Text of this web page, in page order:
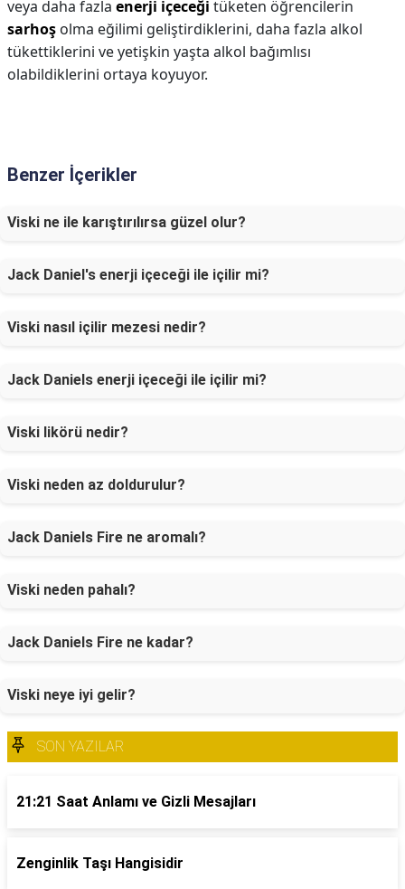
veya daha fazla enerji içeceği tüketen öğrencilerin
sarhoş olma eğilimi geliştirdiklerini, daha fazla alkol
tükettiklerini ve yetişkin yaşta alkol bağımlısı
olabildiklerini ortaya koyuyor.
Benzer İçerikler
Viski ne ile karıştırılırsa güzel olur?
Jack Daniel's enerji içeceği ile içilir mi?
Viski nasıl içilir mezesi nedir?
Jack Daniels enerji içeceği ile içilir mi?
Viski likörü nedir?
Viski neden az doldurulur?
Jack Daniels Fire ne aromalı?
Viski neden pahalı?
Jack Daniels Fire ne kadar?
Viski neye iyi gelir?
SON YAZILAR
21:21 Saat Anlamı ve Gizli Mesajları
Zenginlik Taşı Hangisidir